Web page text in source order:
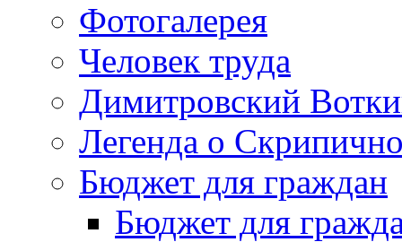
Фотогалерея
Человек труда
Димитровский
Легенда о
Бюджет для граждан
Бюджет для